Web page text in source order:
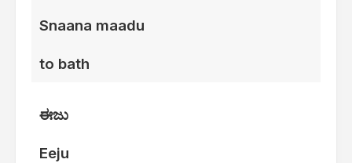
Snaana maadu
to bath
ಈಜು
Eeju